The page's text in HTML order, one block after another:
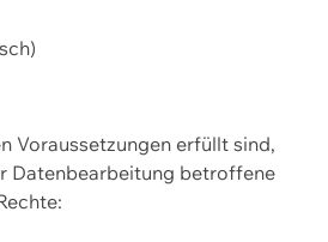
Voraussetzungen erfüllt sind,
Datenbearbeitung betroffene